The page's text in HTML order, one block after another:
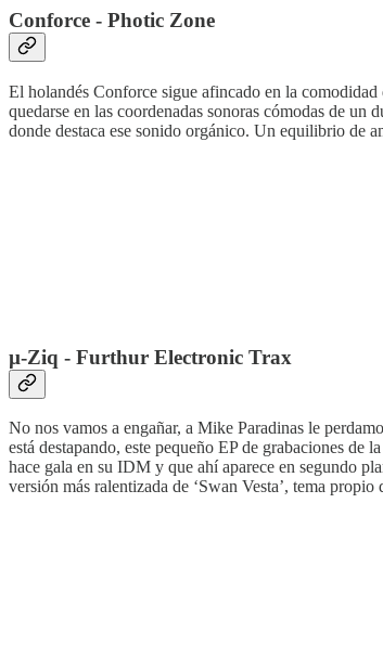
Conforce - Photic Zone
El holandés Conforce sigue afincado en la
quedarse en las coordenadas sonoras cómodas de un
donde destaca ese sonido orgánico. Un equilibrio de
µ-Ziq - Furthur Electronic Trax
No nos vamos a engañar, a Mike Paradinas le
está destapando, este pequeño EP de grabaciones
hace gala en su IDM y que ahí aparece en segundo
versión más ralentizada de ‘Swan Vesta’, tema